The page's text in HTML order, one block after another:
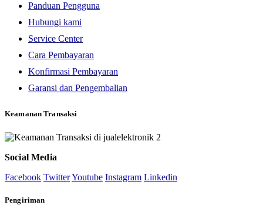
Panduan Pengguna
Hubungi kami
Service Center
Cara Pembayaran
Konfirmasi Pembayaran
Garansi dan Pengembalian
Keamanan Transaksi
Social Media
Facebook TwitterYoutube Instagram Linkedin
Pengiriman